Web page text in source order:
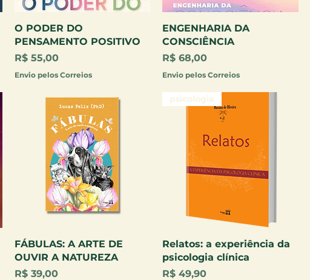
Visualização rápida
O PODER DO
PENSAMENTO POSITIVO
Preço
R$ 55,00
Envio pelos Correios
Visualização rápida
ENGENHARIA DA
CONSCIÊNCIA
Preço
R$ 68,00
Envio pelos Correios
Visualização rápida
FÁBULAS: A ARTE DE
OUVIR A NATUREZA
Preço
R$ 39,00
Visualização rápida
psicologia
Relatos: a experiência da
psicologia clínica
Preço
R$ 49,90